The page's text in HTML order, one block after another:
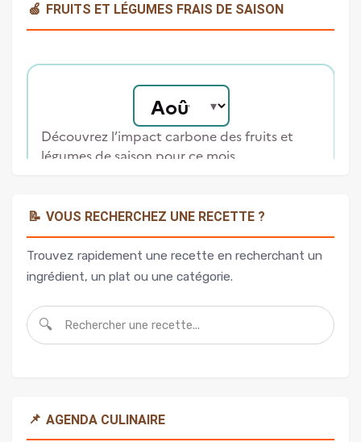
🍏 FRUITS ET LÉGUMES FRAIS DE SAISON
📝 VOUS RECHERCHEZ UNE RECETTE ?
Trouvez rapidement une recette en recherchant un
ingrédient, un plat ou une catégorie.
🔍
📌 AGENDA CULINAIRE